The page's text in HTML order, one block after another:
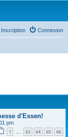
Connexion
Inscription
d'Essen!
pm
1 … 63 64 65 66